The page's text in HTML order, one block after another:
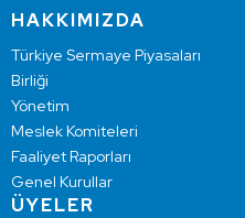
HAKKIMIZDA
Türkiye Sermaye Piyasaları
Birliği
Yönetim
Meslek Komiteleri
Faaliyet Raporları
Genel Kurullar
ÜYELER